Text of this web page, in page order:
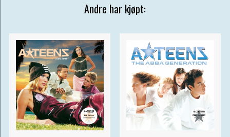
Andre har kjøpt: